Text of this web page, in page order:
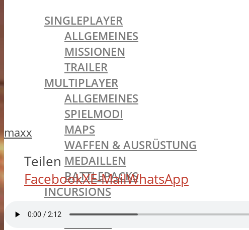
SINGLEPLAYER
ALLGEMEINES
MISSIONEN
TRAILER
MULTIPLAYER
ALLGEMEINES
SPIELMODI
MAPS
WAFFEN & AUSRÜSTUNG
MEDAILLEN
BATTLEPACKS
INCURSIONS
KLASSEN
maxx
Teilen
FacebookXE-MailWhatsApp